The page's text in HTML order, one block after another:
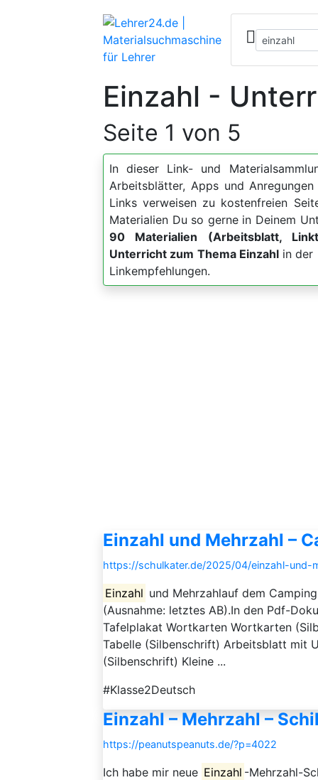
Einzahl -
Seite 1 von 5
In dieser Link- und
Arbeitsblätter, Apps und
Links verweisen zu kostenfreien
Materialien Du so gerne in Deinem
90 Materialien (Arbeitsblatt,
Unterricht zum Thema Einzahlin der
Linkempfehlungen.
Einzahl und Mehrzahl –
https://schulkater.de/2025/04/einzahl-und-
Einzahl und Mehrzahlauf dem
(Ausnahme: letztes AB).In den Pdf-
Tafelplakat Wortkarten Wortkarten
Tabelle (Silbenschrift) Arbeitsblatt mit
(Silbenschrift) Kleine ...
#Klasse2Deutsch
Einzahl – Mehrzahl –
https://peanutspeanuts.de/?p=4022
Ich habe mir neue Einzahl -Mehrzahl-